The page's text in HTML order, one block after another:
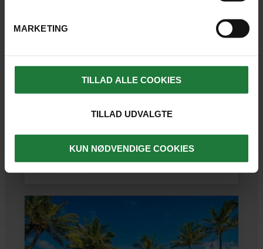
MARKETING
TILLAD ALLE COOKIES
TILLAD UDVALGTE
KUN NØDVENDIGE COOKIES
Roa og er bygget i traditionel stil som
SE HOTEL